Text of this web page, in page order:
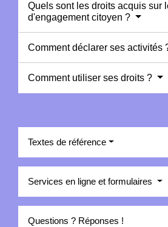
Quels sont les droits acquis sur
d'engagement citoyen ?
Comment déclarer ses activités
Comment utiliser ses droits ?
Textes de référence
Services en ligne et formulaires
Questions ? Réponses !